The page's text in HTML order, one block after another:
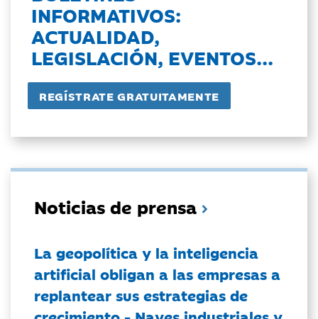
INFORMATIVOS:
ACTUALIDAD,
LEGISLACIÓN, EVENTOS...
Noticias de prensa
La geopolítica y la inteligencia
artificial obligan a las empresas a
replantear sus estrategias de